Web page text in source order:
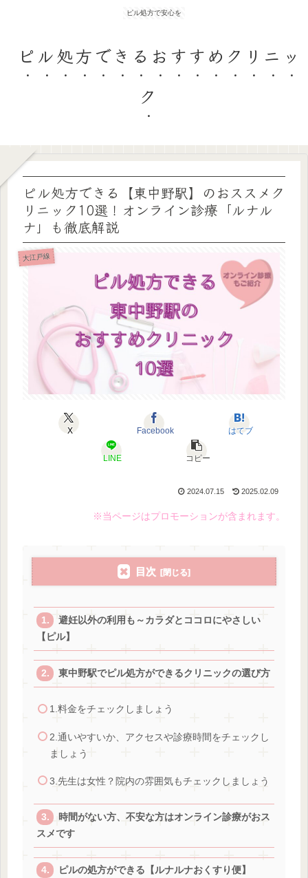
ピル処方で安心を
ピル処方できるおすすめクリニッ
ク
ピル処方できる【東中野駅】のおススメク
リニック10選！オンライン診療「ルナル
ナ」も徹底解説
大江戸線
X Facebook はてブ
LINE コピー
2024.07.15 2025.02.09
※当ページはプロモーションが含まれます。
目次
避妊以外の利用も～カラダとココロにやさしい
【ピル】
東中野駅でピル処方ができるクリニックの選び方
1.料金をチェックしましょう
2.通いやすいか、アクセスや診療時間をチェックし
ましょう
3.先生は女性？院内の雰囲気もチェックしましょう
時間がない方、不安な方はオンライン診療がおス
スメです
ピルの処方ができる【ルナルナおくすり便】